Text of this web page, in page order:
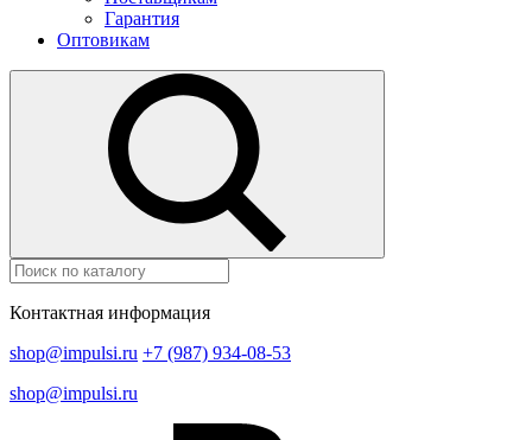
Гарантия
Оптовикам
Контактная информация
shop@impulsi.ru +7 (987) 934-08-53
shop@impulsi.ru